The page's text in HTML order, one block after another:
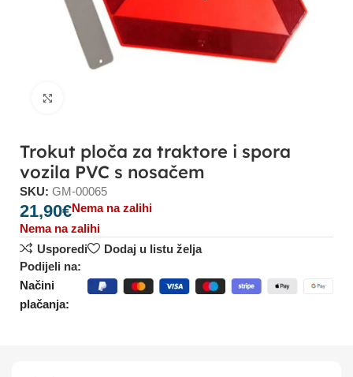
Trokut ploča za traktore i spora
vozila PVC s nosačem
SKU:GM-00065
21,90€Nema na zalihi
Nema na zalihi
Usporedi
Dodaj u listu želja
Podijeli na:
Načini
plačanja: